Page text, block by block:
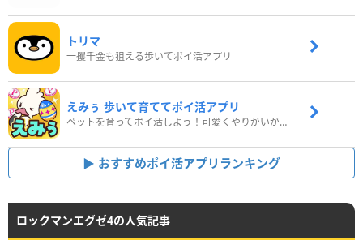
トリマ
一攫千金も狙える歩いてポイ活アプリ
えみぅ 歩いて育ててポイ活アプリ
ペットを育ってポイ活しよう！可愛くやりがいがある新感覚アプリ
おすすめポイ活アプリランキング
ロックマンエグゼ4の人気記事